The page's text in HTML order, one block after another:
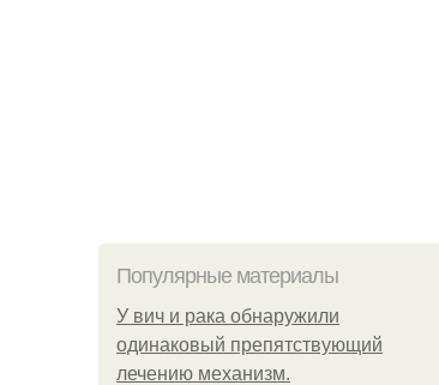
Популярные материалы
У вич и рака обнаружили
одинаковый препятствующий
лечению механизм.